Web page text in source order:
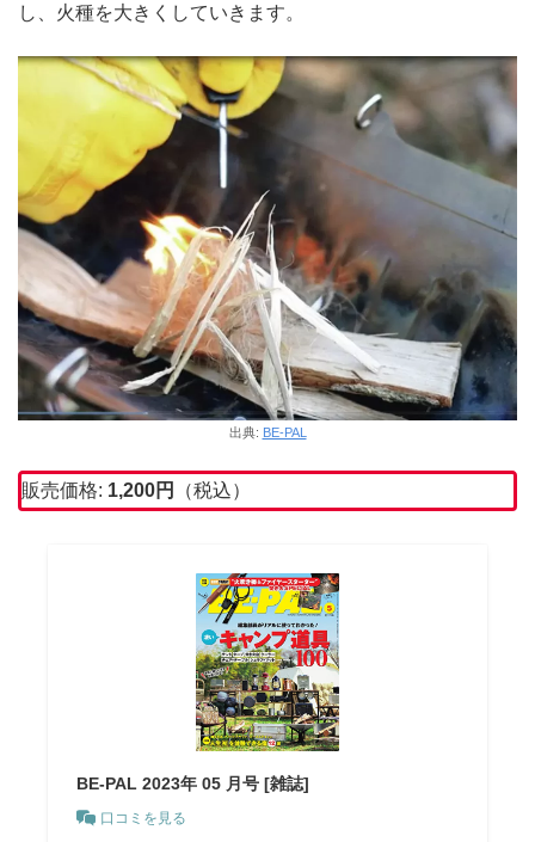
し、火種を大きくしていきます。
出典: BE-PAL
販売価格: 1,200円 （税込）
BE-PAL 2023年 05 月号 [雑誌]
口コミを見る